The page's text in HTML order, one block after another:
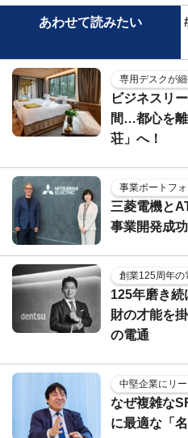
あわせて読みたい
専用デスクが
ビジネスリ
間…都心を
荘」へ！
事業ポートフ
三菱電機と
事業開発成
創業125周年の
125年磨き続
財の才能を
の電通
中堅企業にリ
なぜ複雑な
に最適な「